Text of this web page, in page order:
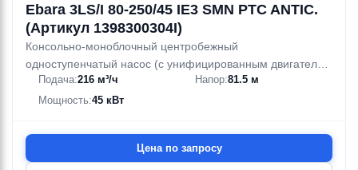
Ebara 3LS/I 80-250/45 IE3 SMN PTC ANTIC.
(Артикул 1398300304I)
Консольно-моноблочный центробежный
одноступенчатый насос (с унифицированным двигателем
и жесткой муфтой (EN 733)) из нержавеющей стали AISI
316
Подача:216 м³/ч Напор:81.5 м
Мощность:45 кВт
Цена по запросу